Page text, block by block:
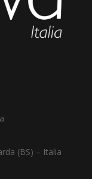
(BS) – Italia